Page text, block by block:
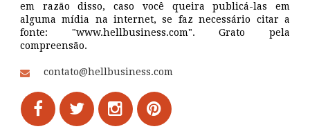
em razão disso, caso você queira publicá-las em
alguma mídia na internet, se faz necessário citar a
fonte: "www.hellbusiness.com". Grato pela
compreensão.
contato@hellbusiness.com